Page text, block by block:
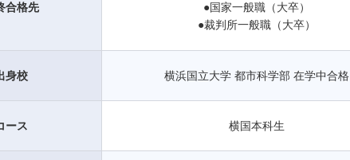
合格先
●国家一般職（大卒）
●裁判所一般職（大卒）
身校 横浜国立大学 都市科学部 在学中合格
ース 横国本科生